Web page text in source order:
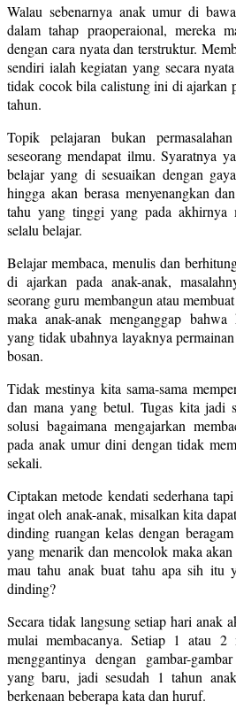
Walau sebenarnya anak umur di
dalam tahap praoperaional, mereka
dengan cara nyata dan terstruktur.
sendiri ialah kegiatan yang secara
tidak cocok bila calistung ini di ajarkan
tahun.
Topik pelajaran bukan
seseorang mendapat ilmu. Syaratnya
belajar yang di sesuaikan dengan
hingga akan berasa menyenangkan
tahu yang tinggi yang pada akhirnya
selalu belajar.
Belajar membaca, menulis dan
di ajarkan pada anak-anak,
seorang guru membangun atau
maka anak-anak menganggap
yang tidak ubahnya layaknya
bosan.
Tidak mestinya kita sama-sama
dan mana yang betul. Tugas kita jadi
solusi bagaimana mengajarkan
pada anak umur dini dengan tidak
sekali.
Ciptakan metode kendati sederhana
ingat oleh anak-anak, misalkan kita
dinding ruangan kelas dengan
yang menarik dan mencolok maka
mau tahu anak buat tahu apa sih itu
dinding?
Secara tidak langsung setiap hari anak
mulai membacanya. Setiap 1 atau
menggantinya dengan gambar-
yang baru, jadi sesudah 1 tahun
berkenaan beberapa kata dan huruf.